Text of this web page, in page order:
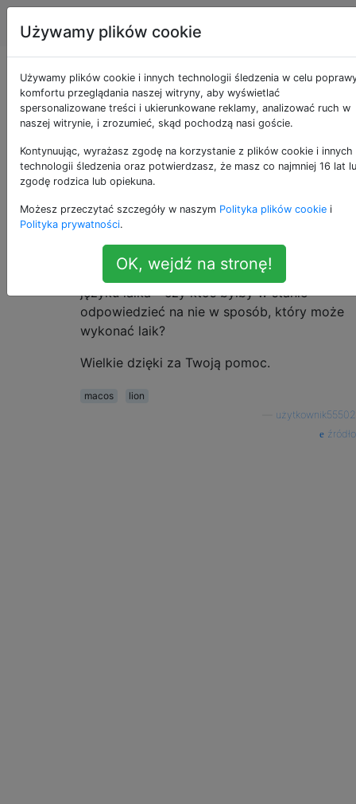
Apple Tagi
Zmiana daty
utworzenia pliku
62
Czy możesz dać mi znać, jak mogę zmienić
sprawę, że istnieje polecenie touch-t, ale to
innym sposobie, ale myślę, że napisali
rozwiązanie w języku „kodera” zamiast w
języku laika - czy ktoś byłby w stanie
odpowiedzieć na nie w sposób, który może
wykonać laik?
Wielkie dzięki za Twoją pomoc.
macos
lion
użytkownik55502
źródło
Używamy plików cookie
Używamy plików cookie i innych technologii śledzenia w celu
komfortu przeglądania naszej witryny, aby wyświetlać
spersonalizowane treści i ukierunkowane reklamy, analizować ruch w
naszej witrynie, i zrozumieć, skąd pochodzą nasi goście.
Kontynuując, wyrażasz zgodę na korzystanie z plików cookie i innych
technologii śledzenia oraz potwierdzasz, że masz co najmniej 16 lat
zgodę rodzica lub opiekuna.
Możesz przeczytać szczegóły w naszym Polityka plików cookie i
Polityka prywatności.
OK, wejdź na stronę!